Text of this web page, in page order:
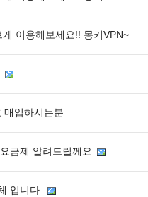
이용해보세요!! 몽키VPN~
매입하시는분
금제 알려드릴께요
입니다.